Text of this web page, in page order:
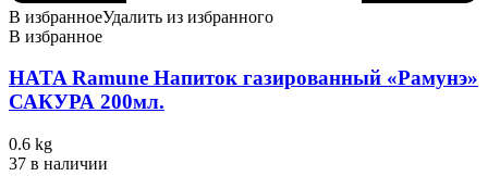
В избранноеУдалить из избранного
В избранное
HATA Ramune Напиток газированный «Рамунэ»
САКУРА 200мл.
0.6 kg
37 в наличии